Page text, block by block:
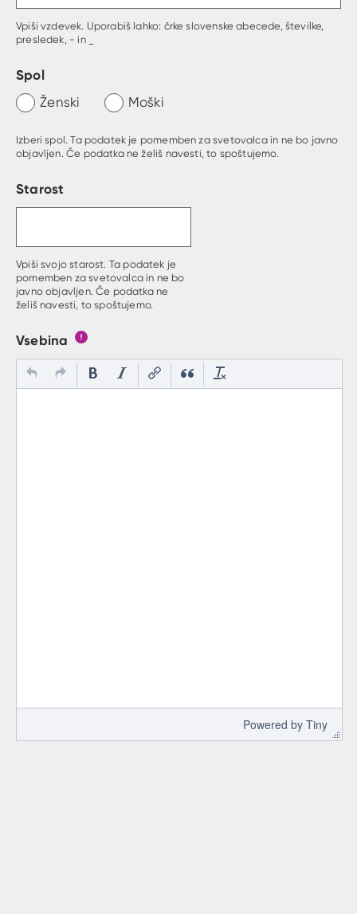
Vpiši vzdevek. Uporabiš lahko: črke slovenske abecede, številke,
presledek, - in _
Spol
Ženski Moški
Izberi spol. Ta podatek je pomemben za svetovalca in ne bo javno
objavljen. Če podatka ne želiš navesti, to spoštujemo.
Starost
Vpiši svojo starost. Ta podatek je
pomemben za svetovalca in ne bo
javno objavljen. Če podatka ne
želiš navesti, to spoštujemo.
Vsebina
Powered by Tiny